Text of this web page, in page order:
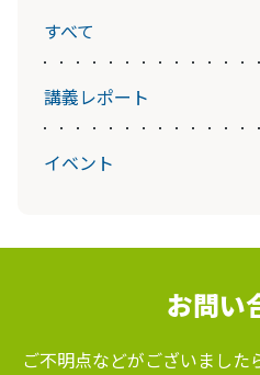
すべて
講義レポート
イベント
お問い
ご不明点などがございました